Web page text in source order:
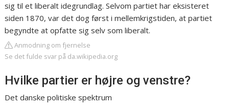
sig til et liberalt idegrundlag. Selvom partiet har eksisteret
siden 1870, var det dog først i mellemkrigstiden, at partiet
begyndte at opfatte sig selv som liberalt.
Anmodning om fjernelse
Se det fulde svar på da.wikipedia.org
Hvilke partier er højre og venstre?
Det danske politiske spektrum